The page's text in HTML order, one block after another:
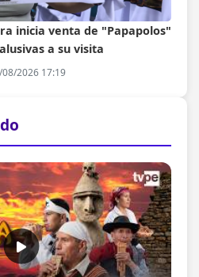
inicia venta de "Papapolos"
a su visita
2026 17:19